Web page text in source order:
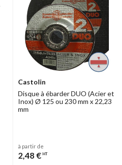
Castolin
Disque à ébarder DUO (Acier et
Inox) Ø 125 ou 230 mm x 22,23
mm
à partir de
2,48 € HT